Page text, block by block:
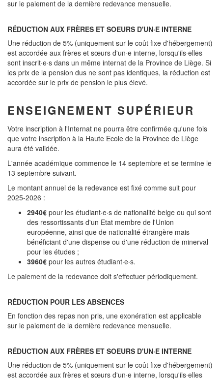
sur le paiement de la dernière redevance mensuelle.
RÉDUCTION AUX FRÈRES ET SOEURS D'UN·E INTERNE
Une réduction de 5% (uniquement sur le coût fixe d'hébergement)
est accordée aux frères et sœurs d'un·e interne, lorsqu'ils·elles
sont inscrit·e·s dans un même internat de la Province de Liège. Si
les prix de la pension dus ne sont pas identiques, la réduction est
accordée sur le prix de pension le plus élevé.
ENSEIGNEMENT SUPÉRIEUR
Votre inscription à l'Internat ne pourra être confirmée qu'une fois
que votre inscription à la Haute Ecole de la Province de Liège
aura été validée.
L'année académique commence le 14 septembre et se termine le
13 septembre suivant.
Le montant annuel de la redevance est fixé comme suit pour
2025-2026 :
2940€ pour les étudiant·e·s de nationalité belge ou qui sont
des ressortissants d'un Etat membre de l'Union
européenne, ainsi que de nationalité étrangère mais
bénéficiant d'une dispense ou d'une réduction de minerval
pour les études ;
3960€ pour les autres étudiant·e·s.
Le paiement de la redevance doit s'effectuer périodiquement.
RÉDUCTION POUR LES ABSENCES
En fonction des repas non pris, une exonération est applicable
sur le paiement de la dernière redevance mensuelle.
RÉDUCTION AUX FRÈRES ET SOEURS D'UN·E INTERNE
Une réduction de 5% (uniquement sur le coût fixe d'hébergement)
est accordée aux frères et sœurs d'un·e interne, lorsqu'ils·elles